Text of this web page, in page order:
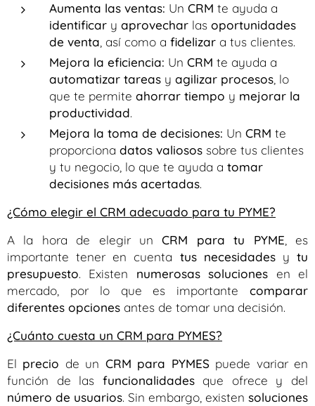
Aumenta las ventas: Un CRM te ayuda a
identificar y aprovechar las oportunidades
de venta , así como a fidelizar a tus clientes.
Mejora la eficiencia: Un CRM te ayuda a
automatizar tareas y agilizar procesos , lo
que te permite ahorrar tiempo y mejorar la
productividad.
Mejora la toma de decisiones: Un CRM te
proporciona datos valiosos sobre tus clientes
y tu negocio, lo que te ayuda a tomar
decisiones más acertadas.
¿Cómo elegir el CRM adecuado para tu PYME?
A la hora de elegir unCRM para tu PYME , es
importante tener en cuenta tus necesidadesytu
presupuesto. Existen numerosas soluciones en el
mercado, por lo que es importante comparar
diferentes opciones antes de tomar una decisión.
¿Cuánto cuesta un CRM para PYMES?
El precio de un CRM para PYMES puede variar en
función de las funcionalidadesque ofrece y del
número de usuarios. Sin embargo, existen soluciones